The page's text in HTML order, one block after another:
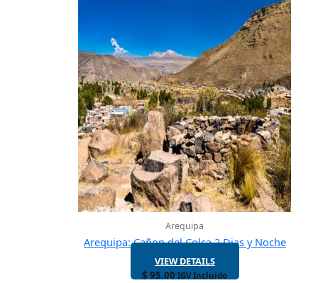
Arequipa
Arequipa: Cañon del Colca 2 Dias y Noche
VIEW DETAILS
$ 95.00 IGV Incluido